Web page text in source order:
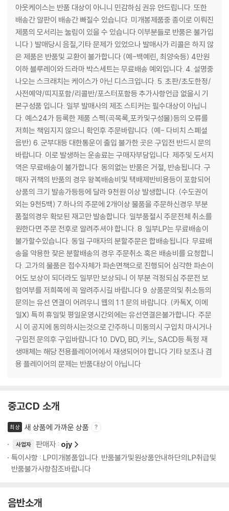
아웃케이스는 반품 대상이 아니니 민감하심 권유 안드립니다. 또한
배송간 알판이 배송간 빠질수 있습니다. 미개봉제품중 종이로 이뤄진
제품의 모서리는 눌림이 있을 수 있습니다.이부분들로 반품은 불가입
니다 ) 발매당시 음질,기타 문제가 있었으나 발매사가 리콜은 하지 않
은 제품은 반품및 교환이 불가합니다 (예-백예린, 최양숙등) 4만원
이하 블루레이와 드라마 박스세트는 무료배송 예외입니다. 4. 설명중
나오는 스크래치는 케이스가 아닌 디스크입니다. 5. 초판/초도한정/
사전예약/띠지포함/리콜반/포스터포함등 추가사항언급 없을시 기
본구성품 입니다. 일부 발매사의 제조 스티커는 필수대상이 아닙니
다. 예스24가 등록한 제품 스펙(곡목록,포카및구성물)등의 오류를
저희는 책임지지 않으니 확인후 주문바랍니다. (예- 다비치 스폐셜
음반) 6. 군부대등 대한통운이 출입 불가한 곳은 구입전 반드시 문의
바랍니다. 이로 발생하는 운송료는 구매자부담입니다. 제주및 도서지
역은 무료배송이 불가합니다. 동의없는 반품은 거절, 반송됩니다. 구
매자 귀책의 반품의 경우 왕복배송비및 택배제반비용등이 포함되어
상품의 크기 발송가등등에 달라 9천원 이상 발생합니다. (수도권이
외는 9천5백) 7.하나의 주문에 2개이상 물품을 주문하신경우 부분
품절의경우 확보된 재고만 발송합니다. 일부품절시 주문전체 취소를
원한다면 주문 전후로 알려주셔야 합니다. 8 .일부LP는 무료배송이
불가할수있습니다. 동일 구매자의 분할주문은 합배송됩니다. 무료배
송을 악용한 잦은 분할배송의 경우 주문취소 혹은 배송비를 요청합니
다. 고가의 물품은 접수자체가 파손면책으로 진행되어 심각한 파손이
어도 보상이 되더라도 일부만 보상되니 이 부분 걱정되심 주문전 보
험여부를 저희쪽에 꼭 알려주시길 바랍니다 9. 상품문의및 취소등의
문의는 유선 연결이 어려우니 웹의 1:1 문의 바랍니다. (카톡X, 이메
일X) 특히 휴일및 평일운영시간외에는 유선연결은불가합니다. 주문
시 이 공지에 동의하시는것으로 간주하니 미동의시 구입치 마시거나
구입전 문의후 구입바랍니다 10. DVD, BD, 키노, SACD등 특정 재
생매체는 해당 전용플레이어에서 재생되어야 합니다 기타 보조나 겸
용 플레이어의 문제는 반품대상이 아닙니다
중고CD 소개
최상 새 상품에 가까운 상품
사업자 판매자 : ojy
특이사항 : LP미개봉품입니다. 반품불가및원상품안내하단의LP취급및
반품불가사항참조바랍니다
음반소개